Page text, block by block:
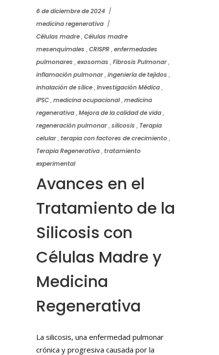
6 de diciembre de 2024
medicina regenerativa
Células madre,Células madre
mesenquimales ,CRISPR,enfermedades
pulmonares ,exosomas ,Fibrosis Pulmonar,
inflamación pulmonar,ingeniería de tejidos ,
inhalación de sílice,Investigación Médica,
iPSC,medicina ocupacional,medicina
regenerativa,Mejora de la calidad de vida,
regeneración pulmonar,silicosis , Terapia
celular,terapia con factores de crecimiento,
Terapia Regenerativa,tratamiento
experimental
Avances en el
Tratamiento de la
Silicosis con
Células Madre y
Medicina
Regenerativa
La silicosis, una enfermedad pulmonar
crónica y progresiva causada por la